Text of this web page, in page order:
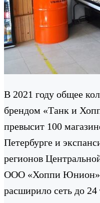
В 2021 году общее
брендом «Танк и
превысит 100
Петербурге и
регионов
ООО «Хоппи Юнион»
расширило сеть до 24